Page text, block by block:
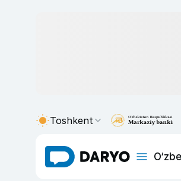
Toshkent